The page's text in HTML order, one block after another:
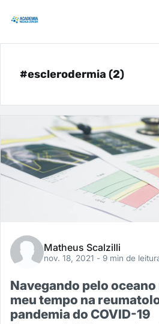
#esclerodermia (2)
Matheus Scalzilli
nov. 18, 2021 - 9 min de
Navegando pelo
meu tempo na
pandemia do COVID-19